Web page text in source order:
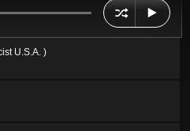
U.S.A. )